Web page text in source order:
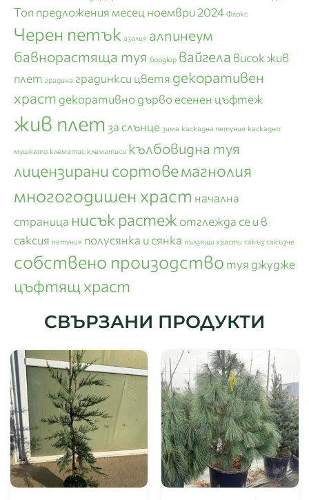
Топ предложения месец ноември 2024 Флокс
Черен петък азалия алпинеум
бавнорастяща туя бордюр вайгела висок жив
плет градина градинкси цветя декоративен
храст декоративно дърво есенен цъфтеж
жив плет за слънце зима каскадна петуния каскадно
мушкато клематис клематиси кълбовидна туя
лицензирани сортовемагнолия
многогодишен храст начална
страница нисък растеж отглежда се и в
саксия петуния полусянка и сянка пълзящи храсти сакъз сакъзче
собствено произодство туя джудже
цъфтящ храст
СВЪРЗАНИ ПРОДУКТИ